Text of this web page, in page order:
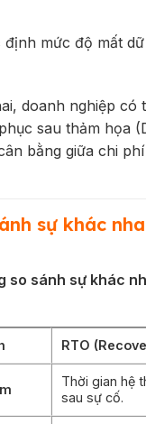
định mức độ mất
doanh nghiệp có
sau thảm họa
bằng giữa chi
sự khác
so sánh sự khác
RTO
Thời gian hệ
sau sự cố.